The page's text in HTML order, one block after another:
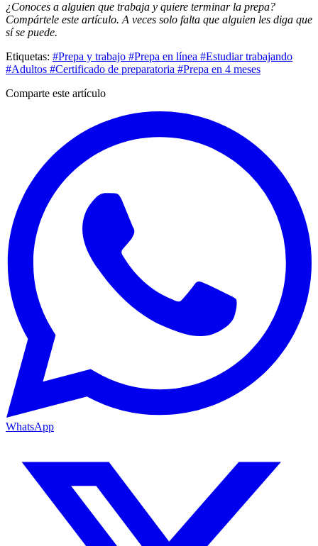
¿Conoces a alguien que trabaja y quiere terminar la prepa?
Compártele este artículo. A veces solo falta que alguien les diga que
sí se puede.
Etiquetas: #Prepa y trabajo #Prepa en línea #Estudiar trabajando
#Adultos #Certificado de preparatoria #Prepa en 4 meses
Comparte este artículo
WhatsApp